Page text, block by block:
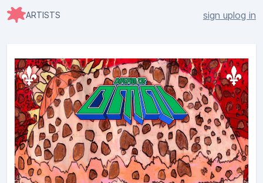
ARTISTS sign uplog in